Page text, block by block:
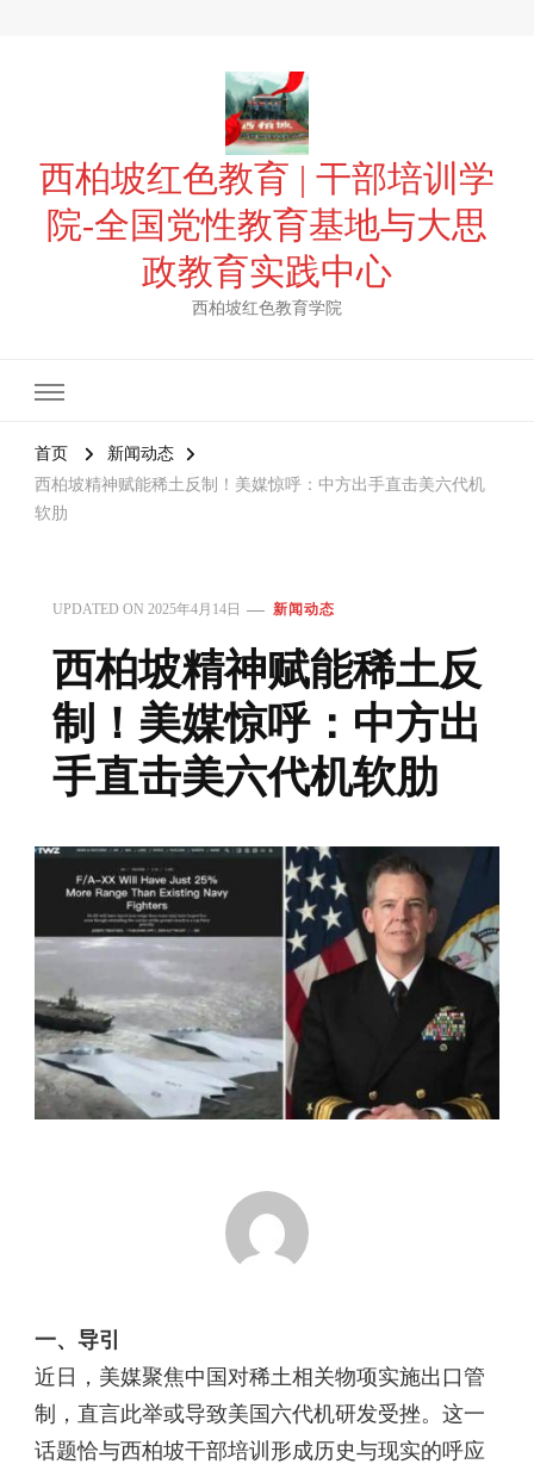
西柏坡红色教育 | 干部培训学
院-全国党性教育基地与大思
政教育实践中心
西柏坡红色教育学院
首页
新闻动态
西柏坡精神赋能稀土反制！美媒惊呼：中方出手直击美六代机
软肋
UPDATED ON 2025年4月14日 新闻动态
西柏坡精神赋能稀土反
制！美媒惊呼：中方出
手直击美六代机软肋
一、导引
近日，美媒聚焦中国对稀土相关物项实施出口管
制，直言此举或导致美国六代机研发受挫。这一
话题恰与西柏坡干部培训形成历史与现实的呼应